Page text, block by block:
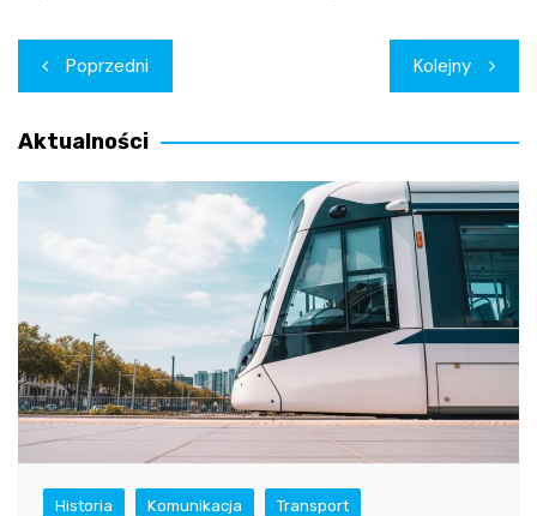
Nawigacja
wpisu
Poprzedni Kolejny
Aktualności
Historia Komunikacja Transport